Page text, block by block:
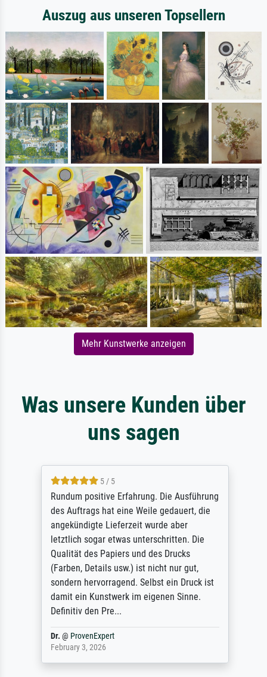
Auszug aus unseren Topsellern
Mehr Kunstwerke anzeigen
Was unsere Kunden über
uns sagen
5 / 5
Rundum positive Erfahrung. Die Ausführung
des Auftrags hat eine Weile gedauert, die
angekündigte Lieferzeit wurde aber
letztlich sogar etwas unterschritten. Die
Qualität des Papiers und des Drucks
(Farben, Details usw.) ist nicht nur gut,
sondern hervorragend. Selbst ein Druck ist
damit ein Kunstwerk im eigenen Sinne.
Definitiv den Pre...
Dr.@ ProvenExpert
February 3, 2026